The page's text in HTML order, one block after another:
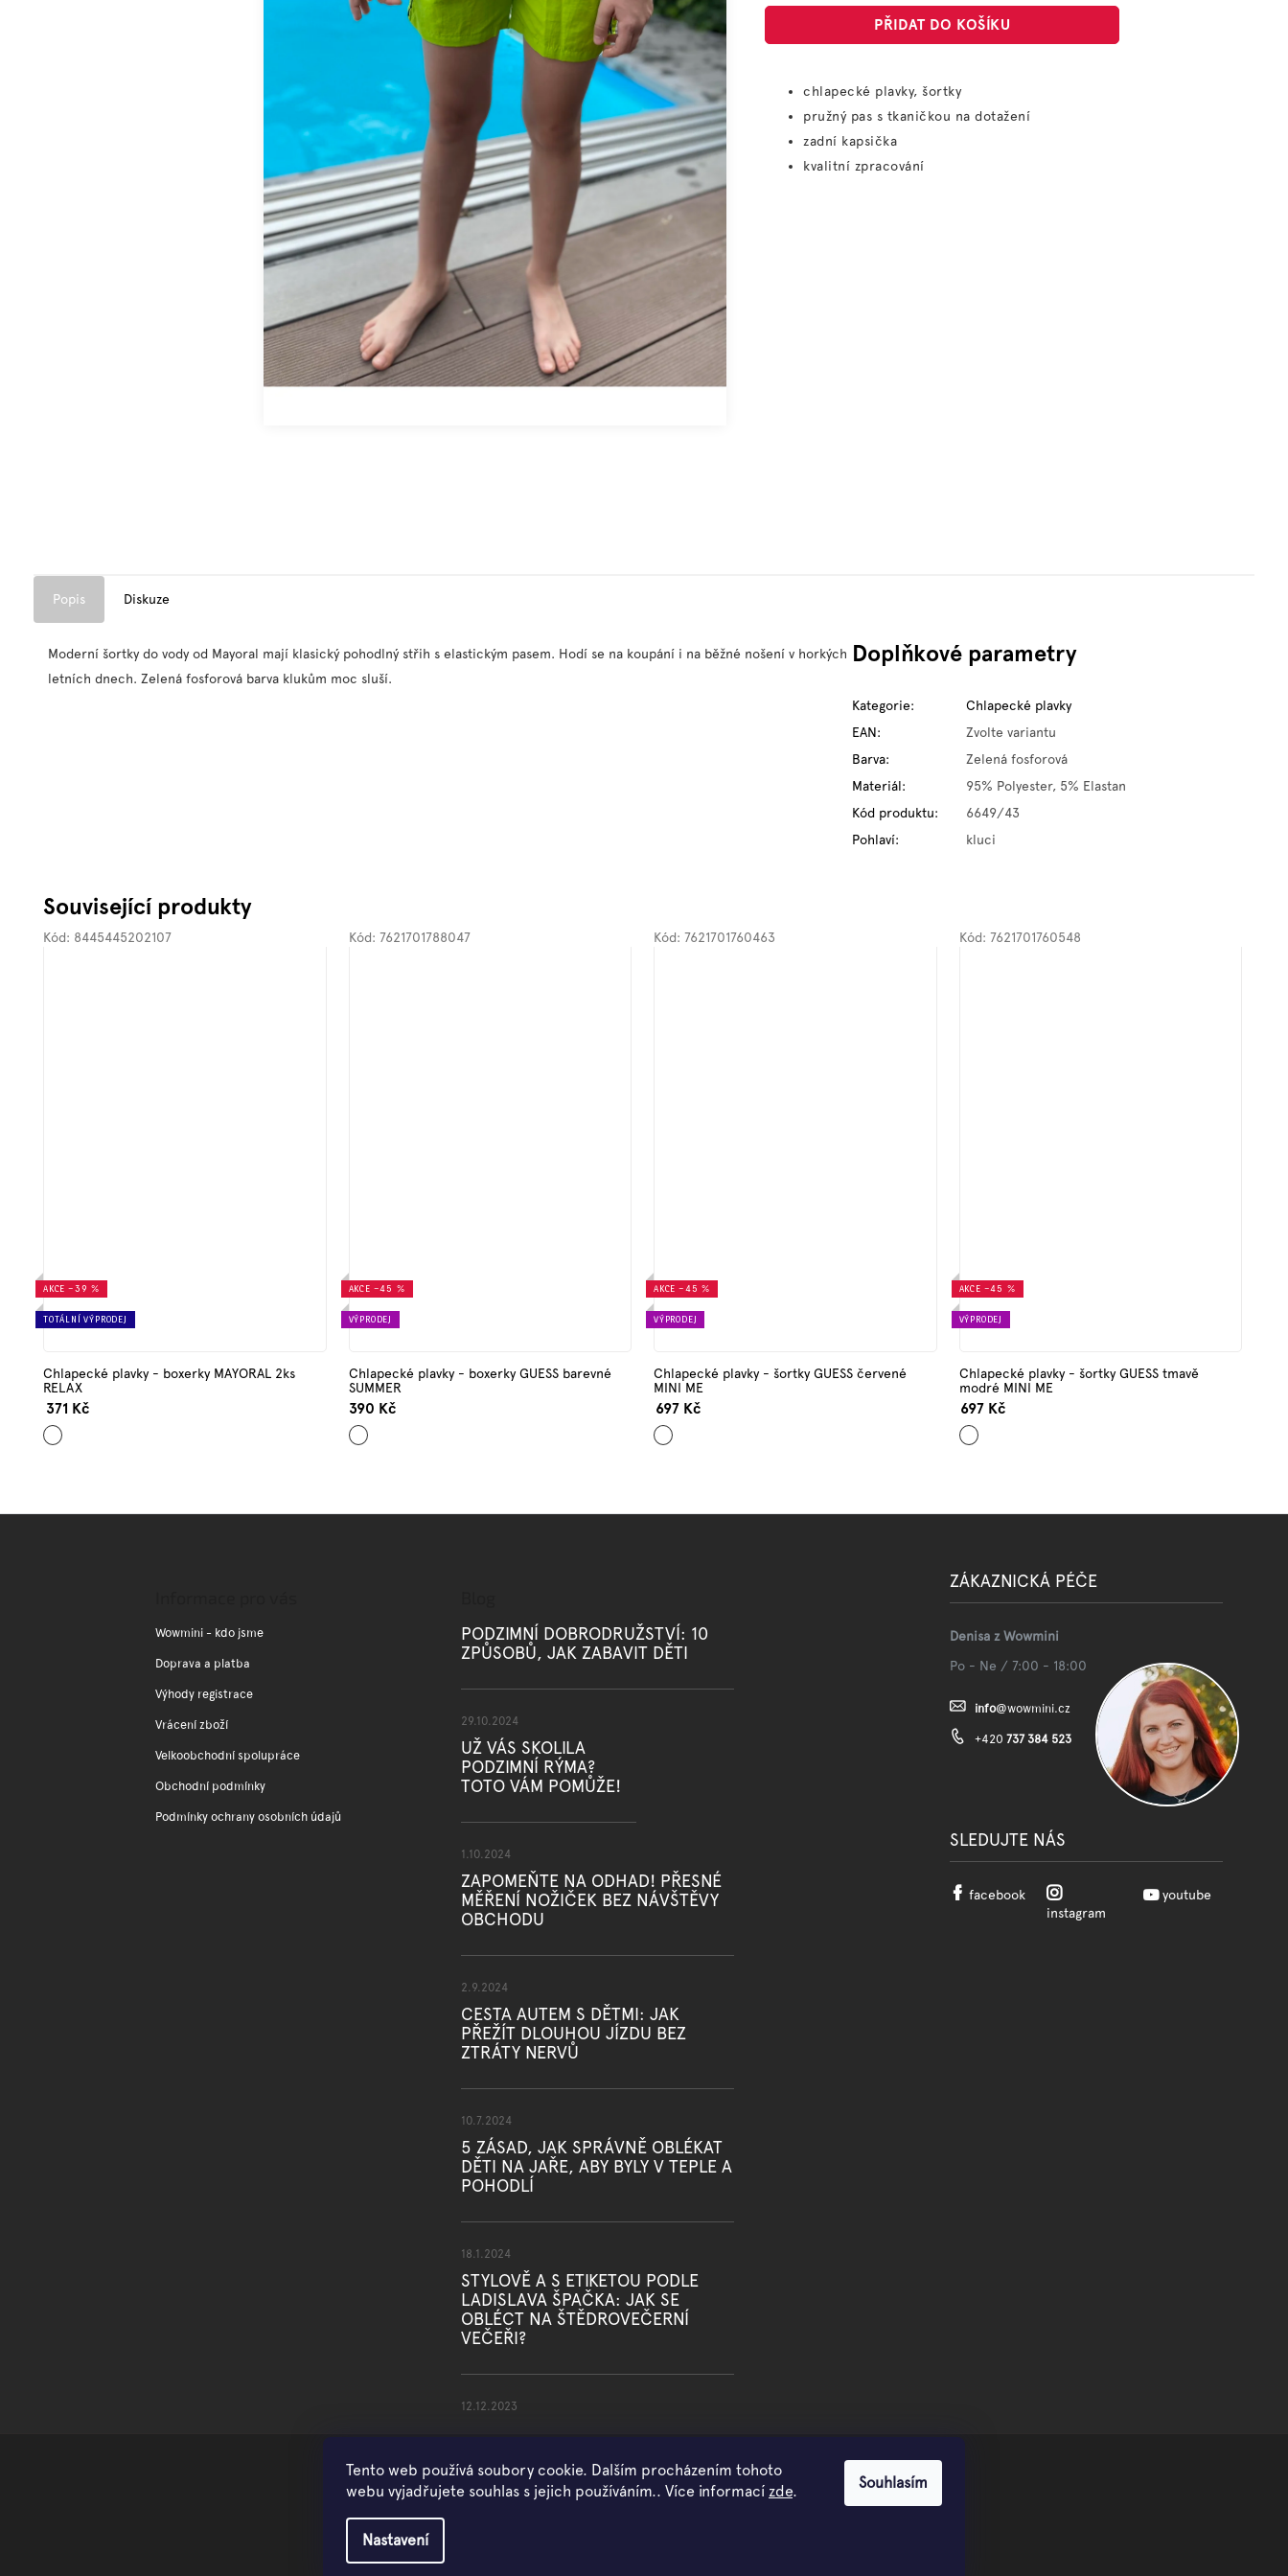
Tento web používá soubory cookie. Dalším procházením tohoto
webu vyjadřujete souhlas s jejich používáním.. Více informací zde.
Nastavení
Souhlasím
PŘIDAT DO KOŠÍKU
chlapecké plavky, šortky
pružný pas s tkaničkou na dotažení
zadní kapsička
kvalitní zpracování
Popis Diskuze
Moderní šortky do vody od Mayoral mají klasický pohodlný střih s elastickým pasem. Hodí se na koupání i na běžné nošení v horkých
letních dnech. Zelená fosforová barva klukům moc sluší.
Doplňkové parametry
Kategorie:
Chlapecké plavky
EAN:
Zvolte variantu
Barva:
Zelená fosforová
Materiál:
95% Polyester, 5% Elastan
Kód produktu:
6649/43
Pohlaví: kluci
Související produkty
AKCE –39 %
TOTÁLNÍ VÝPRODEJ
Chlapecké plavky - boxerky MAYORAL 2ks
RELAX
371 Kč
Mix
barev
Kód: 8445445202107
AKCE –45 %
VÝPRODEJ
Chlapecké plavky - boxerky GUESS barevné
SUMMER
390 Kč
Mix
barev
Kód: 7621701788047
AKCE –45 %
VÝPRODEJ
Chlapecké plavky - šortky GUESS červené
MINI ME
697 Kč
Červená
Kód: 7621701760463
AKCE –45 %
VÝPRODEJ
Chlapecké plavky - šortky GUESS tmavě
modré MINI ME
697 Kč
Tmavě
modrá
Kód: 7621701760548
Wowmini - kdo jsme
Doprava a platba
Výhody registrace
Vrácení zboží
Velkoobchodní spolupráce
Obchodní podmínky
Podmínky ochrany osobních údajů
PODZIMNÍ DOBRODRUŽSTVÍ: 10
ZPŮSOBŮ, JAK ZABAVIT DĚTI
29.10.2024
UŽ VÁS SKOLILA
PODZIMNÍ RÝMA?
TOTO VÁM POMŮŽE!
1.10.2024
ZAPOMEŇTE NA ODHAD! PŘESNÉ
MĚŘENÍ NOŽIČEK BEZ NÁVŠTĚVY
OBCHODU
2.9.2024
CESTA AUTEM S DĚTMI: JAK
PŘEŽÍT DLOUHOU JÍZDU BEZ
ZTRÁTY NERVŮ
10.7.2024
5 ZÁSAD, JAK SPRÁVNĚ OBLÉKAT
DĚTI NA JAŘE, ABY BYLY V TEPLE A
POHODLÍ
18.1.2024
STYLOVĚ A S ETIKETOU PODLE
LADISLAVA ŠPAČKA: JAK SE
OBLÉCT NA ŠTĚDROVEČERNÍ
VEČEŘI?
12.12.2023
ZÁKAZNICKÁ PÉČE
Denisa z Wowmini
Po - Ne / 7:00 - 18:00
info@wowmini.cz
+420 737 384 523
SLEDUJTE NÁS
facebook
instagram
youtube
Copyright 2026WOWMINI. Všechna práva vyhrazena.